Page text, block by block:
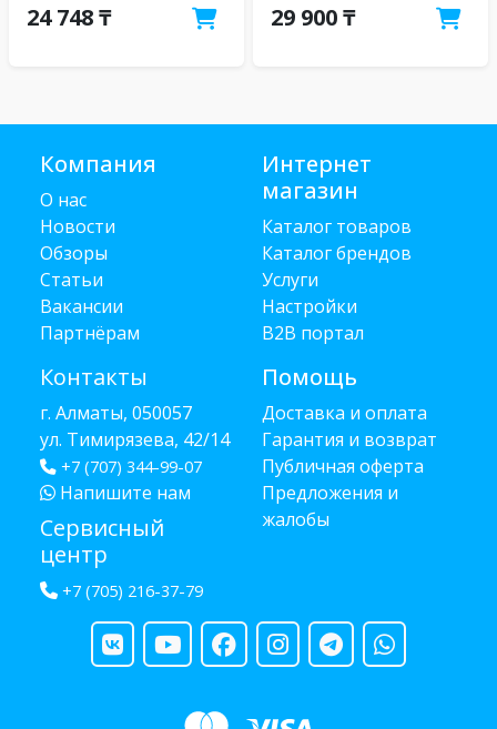
24 748 ₸ 29 900 ₸
Компания
О нас
Новости
Обзоры
Статьи
Вакансии
Партнёрам
Контакты
г. Алматы, 050057
ул. Тимирязева, 42/14
+7 (707) 344-99-07
Напишите нам
Сервисный
центр
+7 (705) 216-37-79
Интернет
магазин
Каталог товаров
Каталог брендов
Услуги
Настройки
B2B портал
Помощь
Доставка и оплата
Гарантия и возврат
Публичная оферта
Предложения и
жалобы